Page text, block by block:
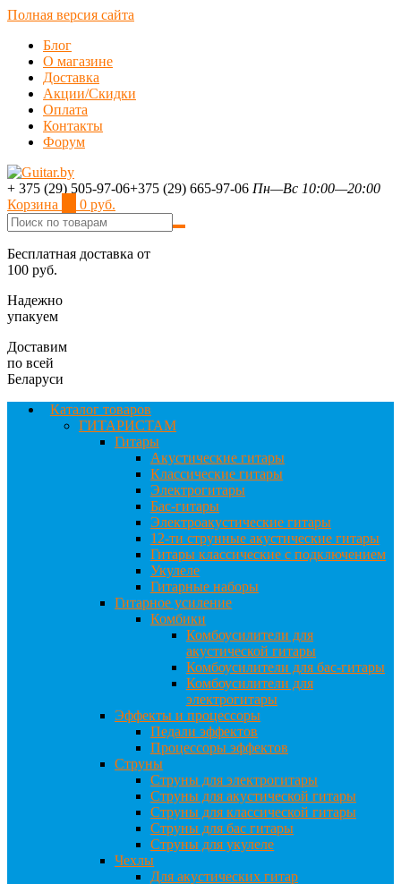
Полная версия сайта
Блог
О магазине
Доставка
Акции/Скидки
Оплата
Контакты
Форум
+ 375 (29) 505-97-06+375 (29) 665-97-06 Пн—Вс 10:00—20:00
Корзина
0 руб.
Бесплатная доставка от
100 руб.
Надежно
упакуем
Доставим
по всей
Беларуси
Каталог товаров
ГИТАРИСТАМ
Гитары
Акустические гитары
Классические гитары
Электрогитары
Бас-гитары
Электроакустические гитары
12-ти струнные акустические гитары
Гитары классические с подключением
Укулеле
Гитарные наборы
Гитарное усиление
Комбики
Комбоусилители для
акустической гитары
Комбоусилители для бас-гитары
Комбоусилители для
электрогитары
Эффекты и процессоры
Педали эффектов
Процессоры эффектов
Струны
Струны для электрогитары
Струны для акустической гитары
Струны для классической гитары
Струны для бас гитары
Струны для укулеле
Чехлы
Для акустических гитар